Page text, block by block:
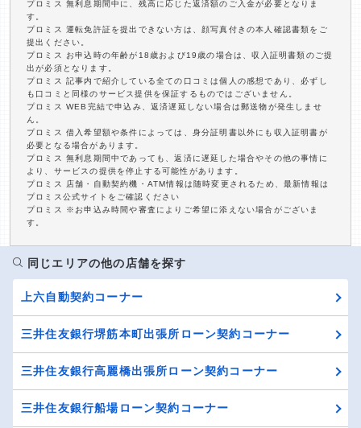
プロミス 無利息期間中に、残高に応じた返済額のご入金が必要となりま
す。
プロミス 運転免許証を提出できない方は、顔写真付きの本人確認書類をご
提出ください。
プロミス お申込時の年齢が18歳および19歳の場合は、収入証明書類のご提
出が必須となります。
プロミス 記事内で紹介している全ての口コミは個人の感想であり、必ずし
も口コミと同様のサービス提供を保証するものではございません。
プロミス WEB完結で申込み、返済遅延しない場合は郵送物が発生しませ
ん。
プロミス 借入希望額や条件によっては、身分証明書以外にも収入証明書が
必要となる場合があります。
プロミス 無利息期間中であっても、返済に遅延した場合やその他の事情に
より、サービスの提供を停止する可能性があります。
プロミス 店舗・自動契約機・ATM情報は随時変更されるため、最新情報は
プロミス公式サイトをご確認ください
プロミス ※お申込み時間や審査によりご希望に添えない場合がございま
す。
同じエリアの他の店舗を探す
上六自動契約コーナー
三井住友銀行堺筋本町出張所ローン契約コーナー
三井住友銀行高麗橋出張所ローン契約コーナー
三井住友銀行船場ローン契約コーナー